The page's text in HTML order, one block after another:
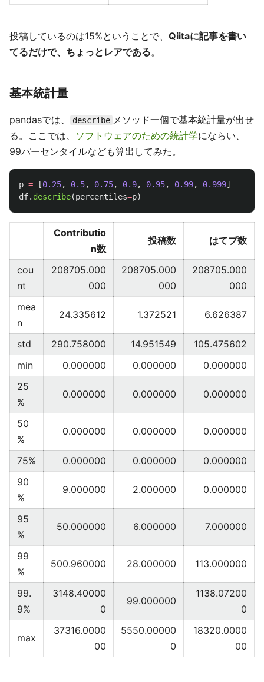
投稿しているのは15%ということで、 Qiitaに記事を書い
てるだけで、ちょっとレアである。
基本統計量
pandasでは、 describe メソッド一個で基本統計量が出せ
る。ここでは、 ソフトウェアのための統計学にならい、
99パーセンタイルなども算出してみた。
p = [0.25, 0.5, 0.75, 0.9, 0.95, 0.99, 0.999]
df. describe(percentiles=p)
Contributio
n数
投稿数 はてブ数
cou
nt
208705.000
000
208705.000
000
208705.000
000
mea
n
24.335612 1.372521 6.626387
std 290.758000 14.951549
105.475602
min
0.000000 0.000000
0.000000
25
%
0.000000 0.000000 0.000000
50
%
0.000000 0.000000 0.000000
75% 0.000000 0.000000
0.000000
90
%
9.000000 2.000000 0.000000
95
%
50.000000 6.000000 7.000000
99
%
500.960000 28.000000 113.000000
99.
9%
3148.40000
0
99.000000
1138.07200
0
max
37316.0000
00
5550.00000
0
18320.0000
00